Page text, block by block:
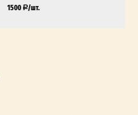
1500 /шт.